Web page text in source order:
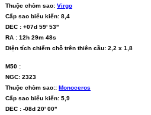
Thuộc chòm sao: Virgo
Cấp sao biểu kiến: 8,4
DEC : +07d 59' 53''
RA : 12h 29m 48s
Diện tích chiếm chỗ trên thiên cầu: 2,2 x 1,8
M50 :
NGC: 2323
Thuộc chòm sao:: Monoceros
Cấp sao biểu kiến: 5,9
DEC : -08d 20' 00''